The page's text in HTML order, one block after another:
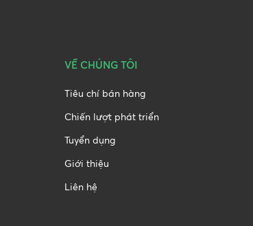
VỀ CHÚNG TÔI
Tiêu chí bán hàng
Chiến lượt phát triển
Tuyển dụng
Giới thiệu
Liên hệ